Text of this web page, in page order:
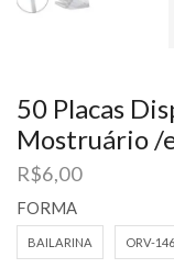
50 Placas
Mostruário /
R$6,00
FORMA
BAILARINA ORV-146